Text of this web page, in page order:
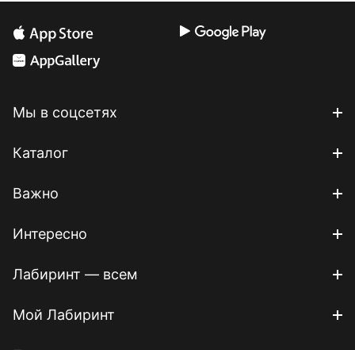
Мы в соцсетях
Каталог
Важно
Интересно
Лабиринт — всем
Мой Лабиринт